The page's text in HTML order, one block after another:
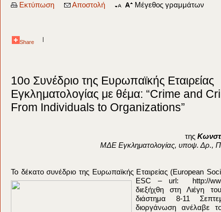
Εκτύπωση Αποστολή Μέγεθος γραμμάτων
Share |
10o Συνέδριο της Ευρωπαϊκής Εταιρείας
Εγκληματολογίας με θέμα: “Crime and
From Individuals to Organizations”
της
ΜΔΕ Εγκληματολογίας, υποψ. Δρ.,
Το δέκατο συνέδριο της Ευρωπαϊκής Εταιρείας (European
ESC – url: http://
διεξήχθη στη Λιέγη
διάστημα 8-11
διοργάνωση ανέλαβε